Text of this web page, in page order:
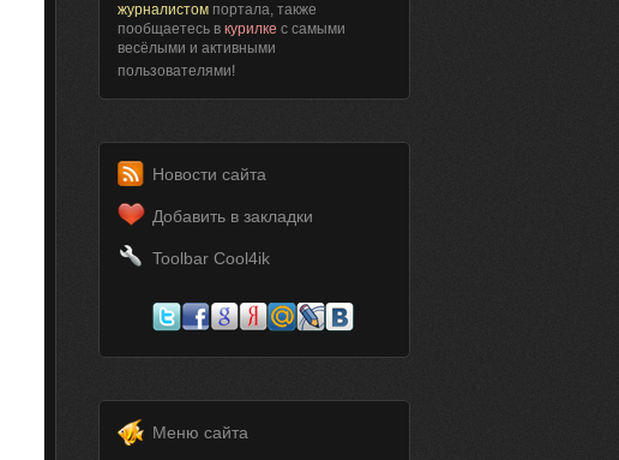
журналистом портала, также
пообщаетесь в курилке с самыми
весёлыми и активными
пользователями!
Новости сайта
Добавить в закладки
Toolbar Cool4ik
Меню сайта